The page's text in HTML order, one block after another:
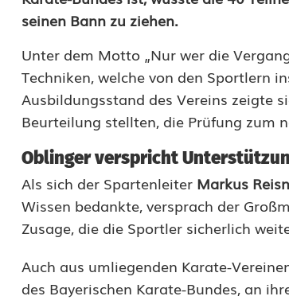
o
ß
m
e
s
t
e
r
g
seinen Bann zu ziehen.
Unter dem Motto „Nur wer die
Techniken, welche von den Sportlern
Ausbildungsstand des Vereins zeigte
Beurteilung stellten, die Prüfung zum
Oblinger verspricht
Als sich der Spartenleiter Markus
Wissen bedankte, versprach der
Zusage, die die Sportler sicherlich
Auch aus umliegenden Karate-
des Bayerischen Karate-Bundes, an